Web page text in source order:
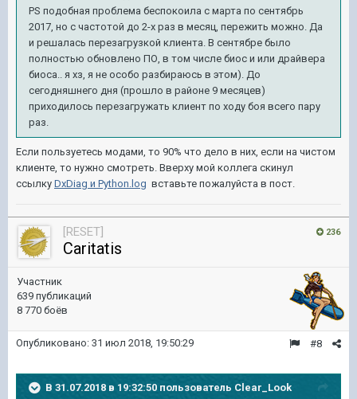
PS подобная проблема беспокоила с марта по сентябрь
2017, но с частотой до 2-х раз в месяц, пережить можно. Да
и решалась перезагрузкой клиента. В сентябре было
полностью обновлено ПО, в том числе биос и или драйвера
биоса.. я хз, я не особо разбираюсь в этом). До
сегодняшнего дня (прошло в районе 9 месяцев)
приходилось перезагружать клиент по ходу боя всего пару
раз.
Если пользуетесь модами, то 90% что дело в них, если на чистом
клиенте, то нужно смотреть. Вверху мой коллега скинул
ссылку DxDiag и Python.log вставьте пожалуйста в пост.
236
[RESET]
Caritatis
Участник
639 публикаций
8 770 боёв
#8
Опубликовано: 31 июл 2018, 19:50:29
В 31.07.2018 в 19:32:50 пользователь Clear_Look